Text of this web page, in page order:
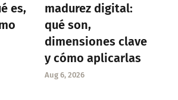
es,
madurez digital:
qué son,
dimensiones clave
y cómo aplicarlas
Aug 6, 2026